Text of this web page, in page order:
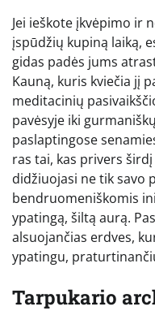
Jei ieškote įkvėpimo ir
įspūdžių kupiną laiką,
gidas padės jums
Kauną, kuris kviečia jį
meditacinių
pavėsyje iki
paslaptingose
ras tai, kas privers
didžiuojasi ne tik savo
bendruomeniškomis
ypatingą, šiltą aurą.
alsuojančias erdves,
ypatingu,
Tarpukario